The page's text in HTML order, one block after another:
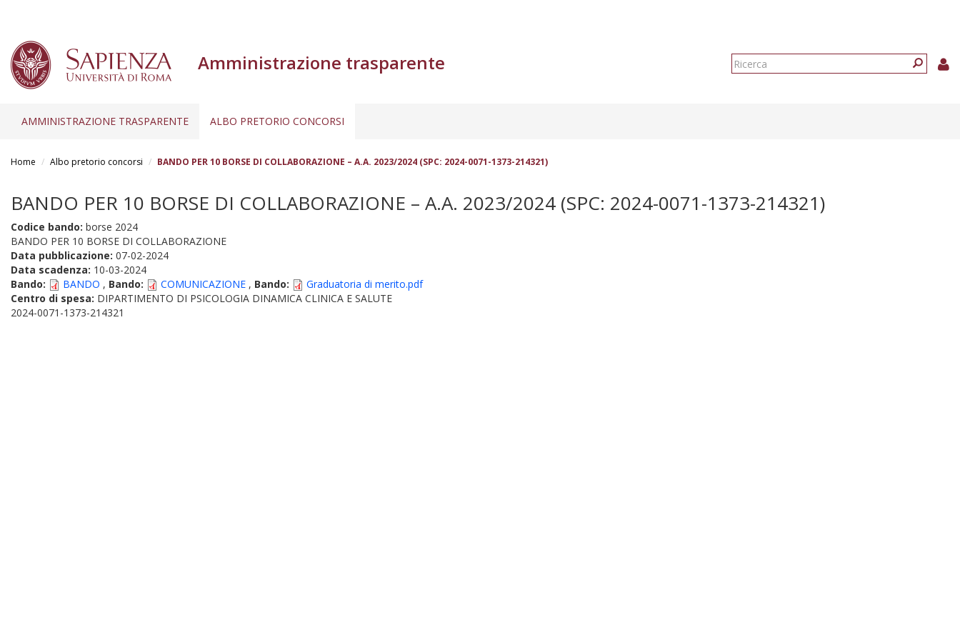
Amministrazione trasparente
Form
AMMINISTRAZIONE TRASPARENTE ALBO PRETORIO CONCORSI
Home Albo pretorio concorsi BANDO PER 10 BORSE DI COLLABORAZIONE – A.A. 2023/2024 (SPC: 2024-0071-1373-214321)
BANDO PER 10 BORSE DI COLLABORAZIONE – A.A. 2023/2024 (SPC: 2024-0071-1373-214321)
Codice bando: borse 2024
BANDO PER 10 BORSE DI COLLABORAZIONE
Data pubblicazione: 07-02-2024
Data scadenza: 10-03-2024
Bando:
BANDO , Bando: COMUNICAZIONE , Bando:
Graduatoria di merito.pdf
Centro di spesa: DIPARTIMENTO DI PSICOLOGIA DINAMICA CLINICA E SALUTE
2024-0071-1373-214321